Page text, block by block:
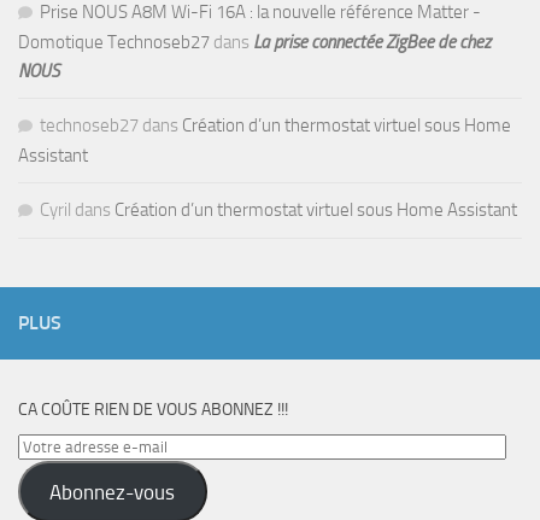
Prise NOUS A8M Wi-Fi 16A : la nouvelle référence Matter -
Domotique Technoseb27 dans La prise connectée ZigBee de chez
NOUS
technoseb27 dans Création d’un thermostat virtuel sous Home
Assistant
Cyril dans Création d’un thermostat virtuel sous Home Assistant
PLUS
CA COÛTE RIEN DE VOUS ABONNEZ !!!
Votre
adresse
e-
Abonnez-vous